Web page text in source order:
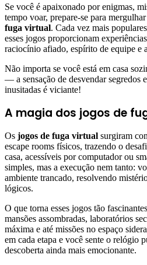
Se você é apaixonado por enigmas,
tempo voar, prepare-se para
fuga virtual. Cada vez mais
esses jogos proporcionam
raciocínio afiado, espírito de equipe e
Não importa se você está em casa
— a sensação de desvendar segredos
inusitadas é viciante!
A magia dos jogos de
Os jogos de fuga virtual surgiram
escape rooms físicos, trazendo o
casa, acessíveis por computador ou
simples, mas a execução nem tanto:
ambiente trancado, resolvendo
lógicos.
O que torna esses jogos tão
mansões assombradas, laboratórios
máxima e até missões no espaço
em cada etapa e você sente o relógio
descoberta ainda mais emocionante.